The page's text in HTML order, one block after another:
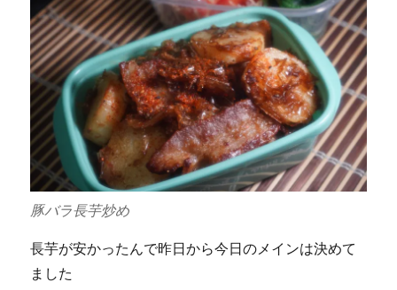
豚バラ長芋炒め
長芋が安かったんで昨日から今日のメインは決めて
ました